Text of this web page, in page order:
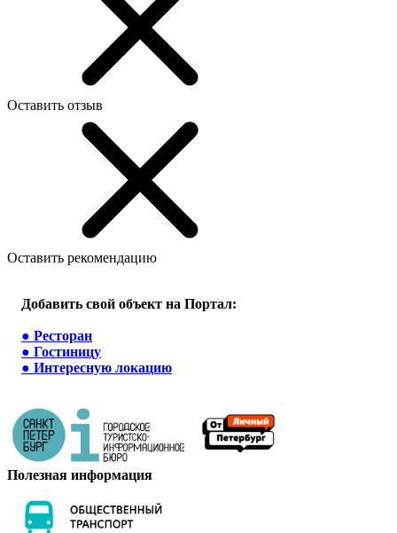
Оставить отзыв
Оставить рекомендацию
Добавить свой объект на Портал:
● Ресторан
● Гостиницу
● Интересную локацию
Полезная информация